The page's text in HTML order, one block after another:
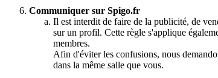
Communiquer sur Spigo.fr
Il est interdit de faire de la publicité, de
sur un profil. Cette règle s'applique
membres.
Afin d'éviter les confusions, nous
dans la même salle que vous.